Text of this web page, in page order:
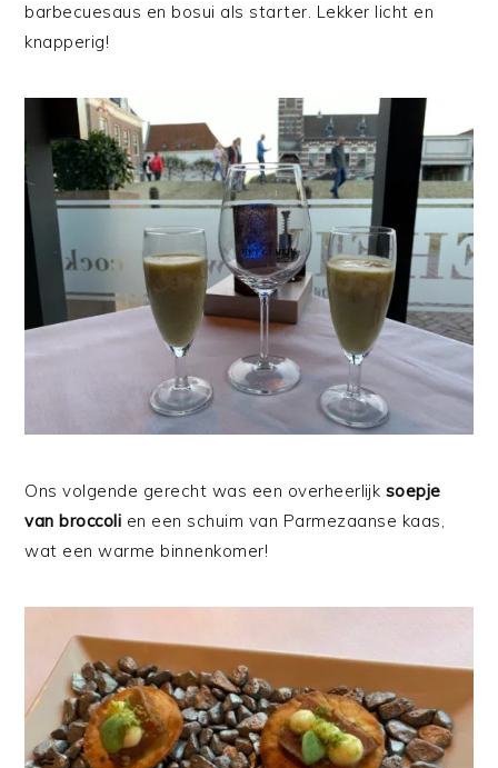
barbecuesaus en bosui als starter. Lekker licht en
knapperig!
Ons volgende gerecht was een overheerlijk soepje
van broccoli en een schuim van Parmezaanse kaas,
wat een warme binnenkomer!